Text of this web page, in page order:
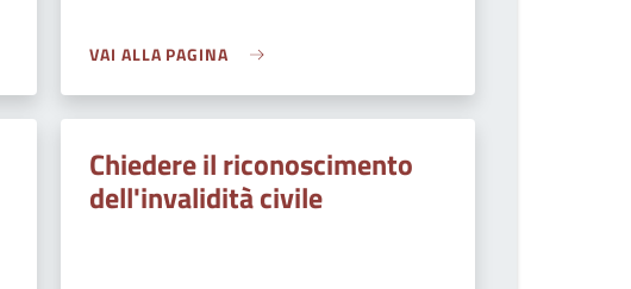
VAI ALLA PAGINA
Chiedere il riconoscimento
dell'invalidità civile